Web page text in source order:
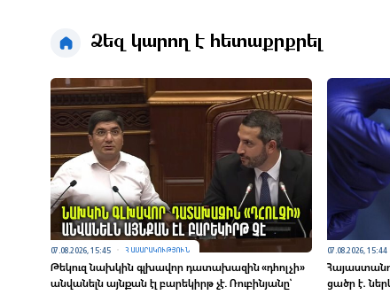
Ձեզ կարող է հետաքրքրել
07.08.2026, 15:45 ՀԱՍԱՐԱԿՈՒԹՅՈՒՆ
Թեկուզ նախկին գլխավոր դատախազին «դհոլչի»
անվանելն այնքան էլ բարեկիրթ չէ. Ռուբինյանը՝
07.08.2026, 15:44
ցածր է․